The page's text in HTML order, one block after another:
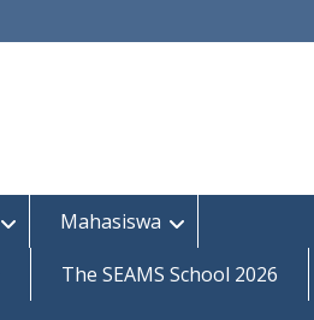
Mahasiswa
The SEAMS School 2026